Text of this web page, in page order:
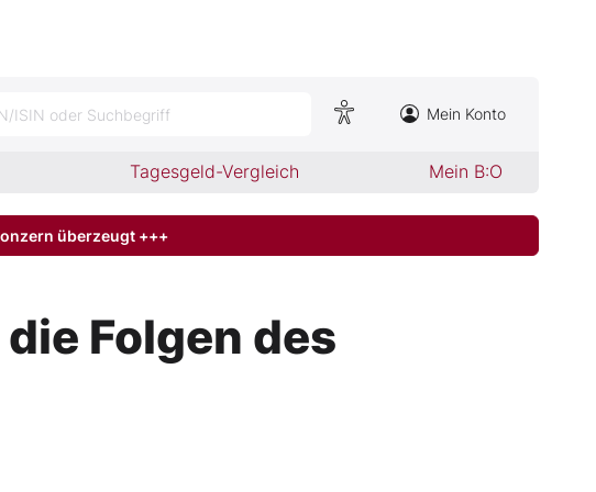
ISIN oder Suchbegriff Mein Konto
Tagesgeld-Vergleich Mein B:O
überzeugt +++
Folgen des